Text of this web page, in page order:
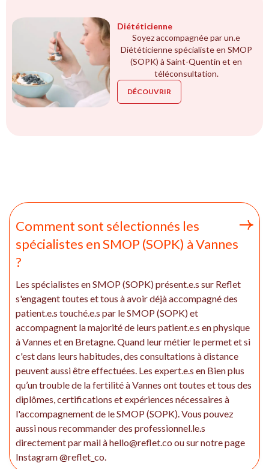
Diététicienne
Soyez accompagnée par un.e
Diététicienne spécialiste en SMOP
(SOPK) à Saint-Quentin et en
téléconsultation.
DÉCOUVRIR
Comment sont sélectionnés les
spécialistes en SMOP (SOPK) à Vannes
?
Les spécialistes en SMOP (SOPK) présent.e.s sur Reflet
s'engagent toutes et tous à avoir déjà accompagné des
patient.e.s touché.e.s par le SMOP (SOPK) et
accompagnent la majorité de leurs patient.e.s en physique
à Vannes et en Bretagne. Quand leur métier le permet et si
c'est dans leurs habitudes, des consultations à distance
peuvent aussi être effectuées. Les expert.e.s en Bien plus
qu’un trouble de la fertilité à Vannes ont toutes et tous des
diplômes, certifications et expériences nécessaires à
l'accompagnement de le SMOP (SOPK). Vous pouvez
aussi nous recommander des professionnel.le.s
directement par mail à hello@reflet.co ou sur notre page
Instagram @reflet_co.